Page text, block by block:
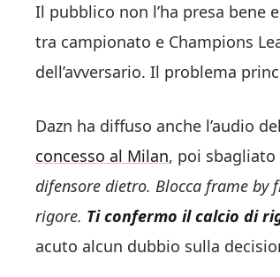
Il pubblico non l’ha presa bene
tra campionato e Champions
dell’avversario. Il problema
Dazn ha diffuso anche l’audio
concesso al Milan, poi sbagliato
difensore dietro. Blocca frame by
rigore. Ti confermo il calcio di
acuto alcun dubbio sulla